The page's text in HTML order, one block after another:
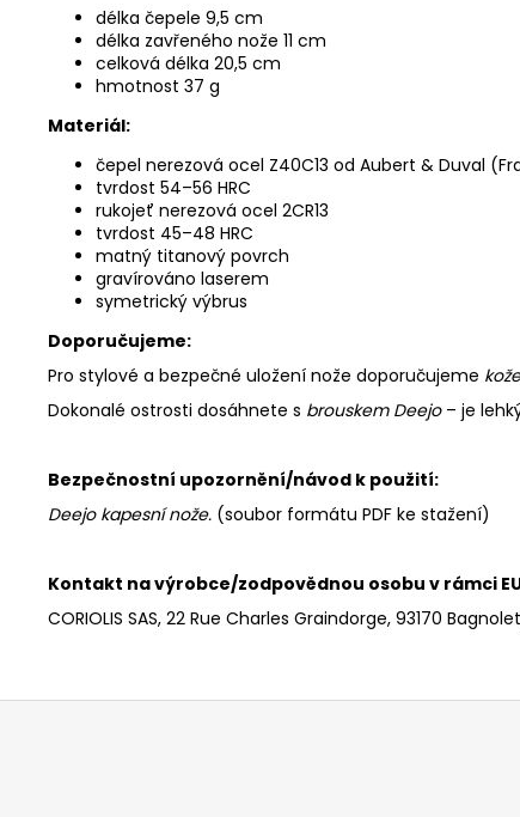
délka čepele 9,5 cm
délka zavřeného nože 11 cm
celková délka 20,5 cm
hmotnost 37 g
Materiál:
čepel nerezová ocel Z40C13 od Aubert & Duval
tvrdost 54–56 HRC
rukojeť nerezová ocel 2CR13
tvrdost 45–48 HRC
matný titanový povrch
gravírováno laserem
symetrický výbrus
Doporučujeme:
Pro stylové a bezpečné uložení nože doporučujeme
Dokonalé ostrosti dosáhnete s brouskem Deejo – je
Bezpečnostní upozornění/návod k použití:
Deejo kapesní nože. (soubor formátu PDF ke stažení)
Kontakt na výrobce/zodpovědnou osobu v rámci
CORIOLIS SAS, 22 Rue Charles Graindorge, 93170
Z